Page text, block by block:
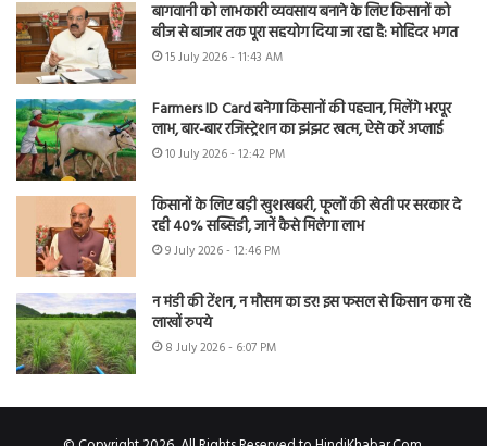
बागवानी को लाभकारी व्यवसाय बनाने के लिए किसानों को
बीज से बाजार तक पूरा सहयोग दिया जा रहा है: मोहिंदर भगत
15 July 2026 - 11:43 AM
Farmers ID Card बनेगा किसानों की पहचान, मिलेंगे भरपूर
लाभ, बार-बार रजिस्ट्रेशन का झंझट खत्म, ऐसे करें अप्लाई
10 July 2026 - 12:42 PM
किसानों के लिए बड़ी खुशखबरी, फूलों की खेती पर सरकार दे
रही 40% सब्सिडी, जानें कैसे मिलेगा लाभ
9 July 2026 - 12:46 PM
न मंडी की टेंशन, न मौसम का डर! इस फसल से किसान कमा रहे
लाखों रुपये
8 July 2026 - 6:07 PM